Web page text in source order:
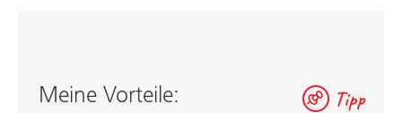
Tipp
Meine Vorteile: